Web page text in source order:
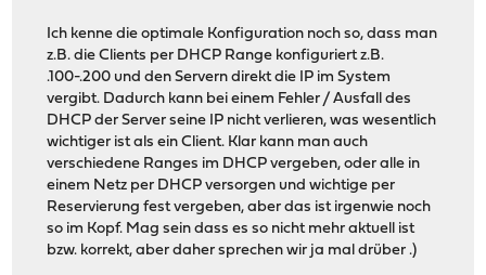
Ich kenne die optimale Konfiguration noch so, dass man
z.B. die Clients per DHCP Range konfiguriert z.B.
.100-.200 und den Servern direkt die IP im System
vergibt. Dadurch kann bei einem Fehler / Ausfall des
DHCP der Server seine IP nicht verlieren, was wesentlich
wichtiger ist als ein Client. Klar kann man auch
verschiedene Ranges im DHCP vergeben, oder alle in
einem Netz per DHCP versorgen und wichtige per
Reservierung fest vergeben, aber das ist irgenwie noch
so im Kopf. Mag sein dass es so nicht mehr aktuell ist
bzw. korrekt, aber daher sprechen wir ja mal drüber .)